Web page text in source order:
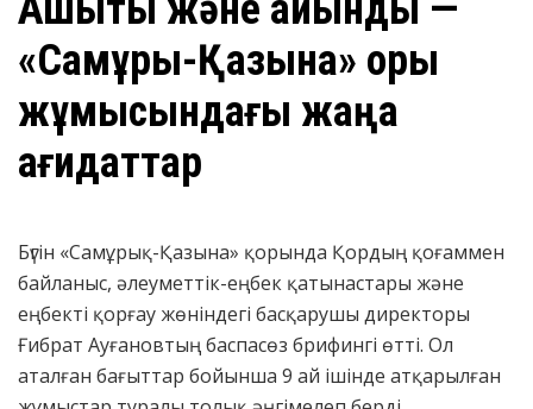
«Самұрық-Қазына» қоры
жұмысындағы жаңа
қағидаттар
Бүгін «Самұрық-Қазына» қорында Қордың қоғаммен
байланыс, әлеуметтік-еңбек қатынастары және
еңбекті қорғау жөніндегі басқарушы директоры
Ғибрат Ауғановтың баспасөз брифингі өтті. Ол
аталған бағыттар бойынша 9 ай ішінде атқарылған